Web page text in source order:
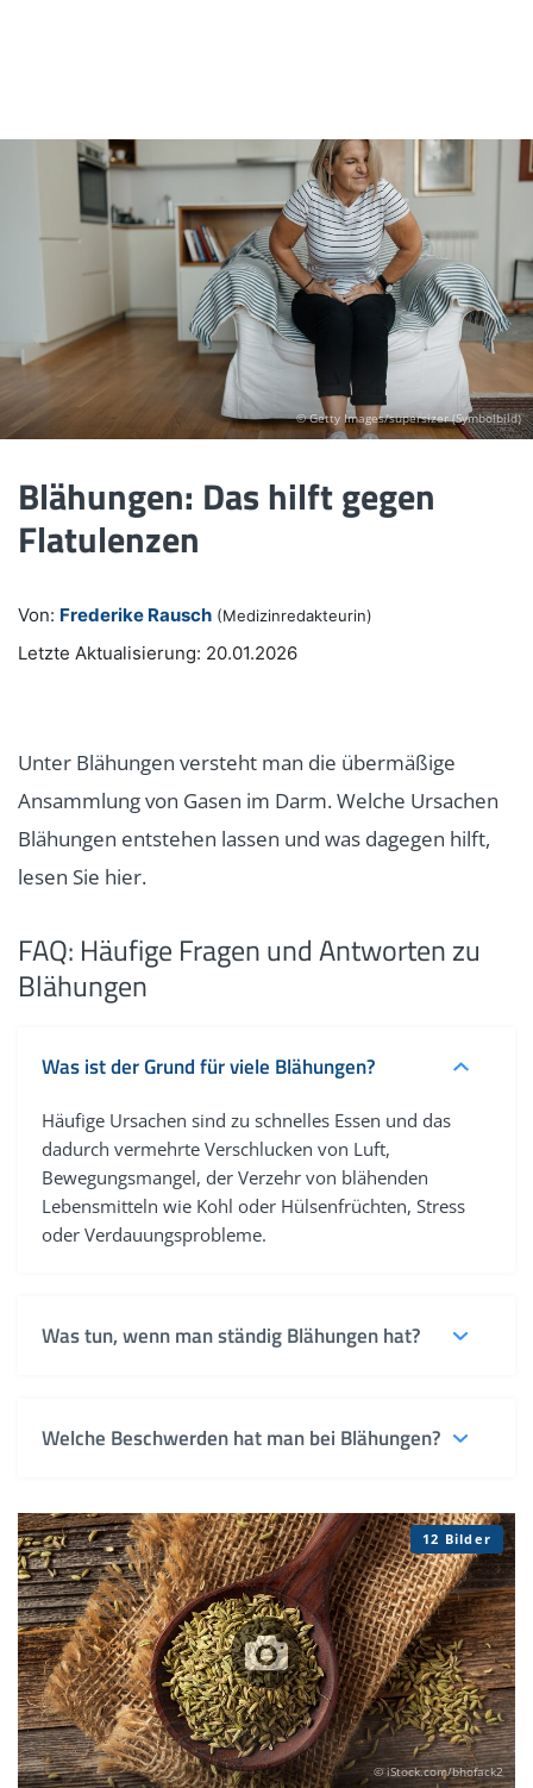
© Getty Images/supersizer (Symbolbild)
Blähungen: Das hilft gegen
Flatulenzen
Von: Frederike Rausch (Medizinredakteurin)
Letzte Aktualisierung: 20.01.2026
Unter Blähungen versteht man die übermäßige
Ansammlung von Gasen im Darm. Welche Ursachen
Blähungen entstehen lassen und was dagegen hilft,
lesen Sie hier.
FAQ: Häufige Fragen und Antworten zu
Blähungen
Was ist der Grund für viele Blähungen?
Häufige Ursachen sind zu schnelles Essen und das
dadurch vermehrte Verschlucken von Luft,
Bewegungsmangel, der Verzehr von blähenden
Lebensmitteln wie Kohl oder Hülsenfrüchten, Stress
oder Verdauungsprobleme.
Was tun, wenn man ständig Blähungen hat?
Flatulenzen steckt möglicherweise eine
Welche Beschwerden hat man bei Blähungen?
Völlegefühl, vermehrtes Aufstoßen, Bauchschmerzen,
Krämpfe,Durchfallund/oderVerstopfungsein.
© iStock.com/bhofack2
12 Bilder